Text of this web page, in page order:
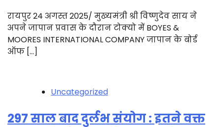
रायपुर 24 अगस्त 2025/ मुख्यमंत्री श्री विष्णुदेव साय ने
अपने जापान प्रवास के दौरान टोक्यो में BOYES &
MOORES INTERNATIONAL COMPANY जापान के बोर्ड
ऑफ […]
Uncategorized
297 साल बाद दुर्लभ संयोग : इतने वक्त